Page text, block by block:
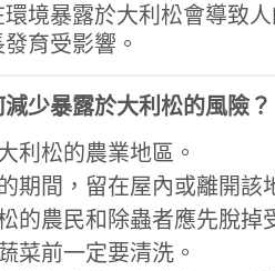
境暴露於大利松會導致
育受影響。
少暴露於大利松的風險？
利松的農業地區。
期間，留在屋內或離開該
的農民和除蟲者應先脫掉
菜前一定要清洗。